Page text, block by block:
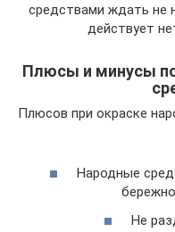
средствами ждать не
действует
Плюсы и минусы
Плюсов при окраске
Народные
Не